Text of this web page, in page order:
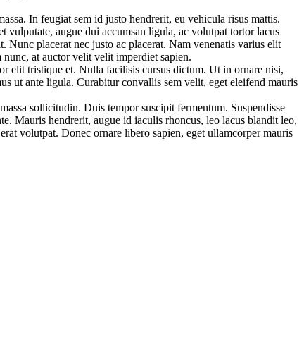
In feugiat sem id justo hendrerit, eu vehicula risus mattis.
vulputate, augue dui accumsan ligula, ac volutpat tortor lacus
placerat nec justo ac placerat. Nam venenatis varius elit
at auctor velit velit imperdiet sapien.
elit tristique et. Nulla facilisis cursus dictum. Ut in ornare nisi,
ut ante ligula. Curabitur convallis sem velit, eget eleifend mauris
sollicitudin. Duis tempor suscipit fermentum. Suspendisse
Mauris hendrerit, augue id iaculis rhoncus, leo lacus blandit leo,
volutpat. Donec ornare libero sapien, eget ullamcorper mauris